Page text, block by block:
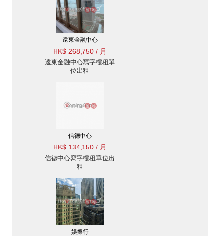
遠東金融中心
HK$ 268,750 / 月
遠東金融中心寫字樓租單
位出租
信德中心
HK$ 134,150 / 月
信德中心寫字樓租單位出
租
娛樂行